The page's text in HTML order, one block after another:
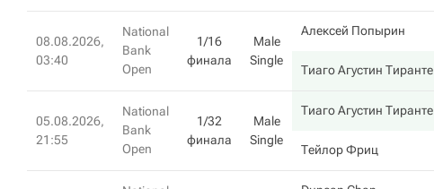
08.08.2026,
03:40
National
Bank
Open
1/16
финала
Male
Single
Алексей Попырин
Тиаго Агустин Тиранте
05.08.2026,
21:55
National
Bank
Open
1/32
финала
Male
Single
Тиаго Агустин Тиранте
Тейлор Фриц